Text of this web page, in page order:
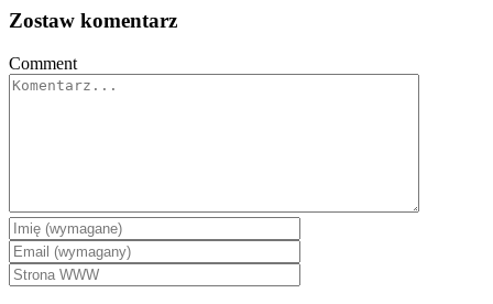
Zostaw komentarz
Comment